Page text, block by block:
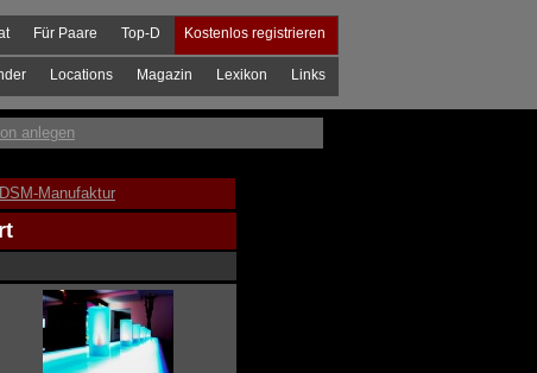
Kostenlos registrieren
Top-D
Für Paare
Links
Lexikon
Magazin
Locations
anlegen
Manufaktur